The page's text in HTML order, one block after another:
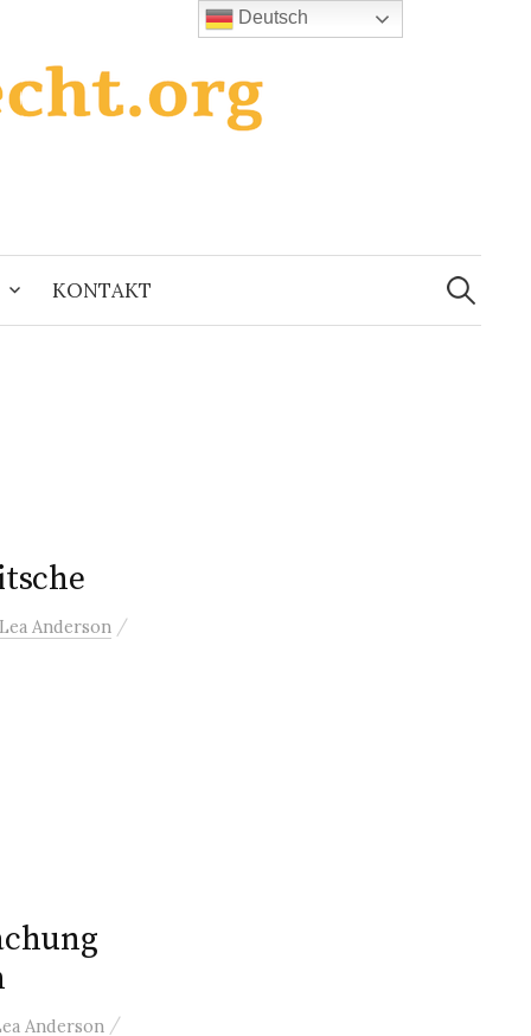
KONTAKT
Suchen
nach:
Lea Anderson /
Anderson /
Deutsch